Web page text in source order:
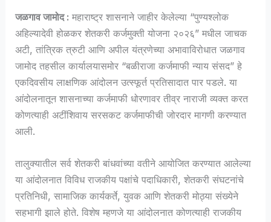
जळगाव जामोद : महाराष्ट्र शासनाने जाहीर केलेल्या “पुण्यश्लोक
अहिल्यादेवी होळकर शेतकरी कर्जमुक्ती योजना २०२६” मधील जाचक
अटी, तांत्रिक त्रुटी आणि अपील यंत्रणेच्या अभावाविरोधात जळगाव
जामोद तहसील कार्यालयासमोर “बळीराजा कर्जमाफी न्याय संसद” हे
एकदिवसीय लाक्षणिक आंदोलन उत्स्फूर्त प्रतिसादात पार पडले. या
आंदोलनातून शासनाच्या कर्जमाफी धोरणावर तीव्र नाराजी व्यक्त करत
कोणत्याही अटींशिवाय सरसकट कर्जमाफीची जोरदार मागणी करण्यात
आली.
तालुक्यातील सर्व शेतकरी बांधवांच्या वतीने आयोजित करण्यात आलेल्या
या आंदोलनात विविध राजकीय पक्षांचे पदाधिकारी, शेतकरी संघटनांचे
प्रतिनिधी, सामाजिक कार्यकर्ते, युवक आणि शेतकरी मोठ्या संख्येने
सहभागी झाले होते. विशेष म्हणजे या आंदोलनात कोणत्याही राजकीय